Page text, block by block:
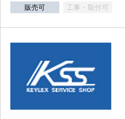
販売可 工事・取付可